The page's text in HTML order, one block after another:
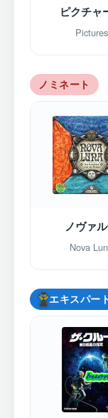
ピクチャ
Pictures
ノミネート
ノヴァ
Nova
エキスパー